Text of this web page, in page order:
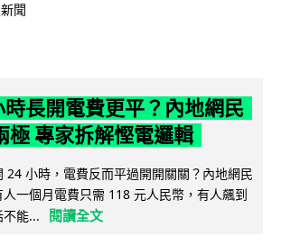
聞
長開電費更平？內地網民
極 專家拆解慳電邏輯
24 小時，電費反而平過開開關關？內地網民
一個月電費只需 118 元人民幣，有人飆到
能...
閱讀全文